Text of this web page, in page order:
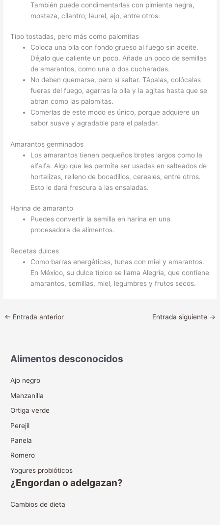
También puede condimentarlas con pimienta negra,
mostaza, cilantro, laurel, ajo, entre otros.
Tipo tostadas, pero más como palomitas
Coloca una olla con fondo grueso al fuego sin aceite.
Déjalo que caliente un poco. Añade un poco de semillas
de amarantos, como una o dos cucharadas.
No deben quemarse, pero sí saltar. Tápalas, colócalas
fueras del fuego, agarras la olla y la agitas hasta que se
abran como las palomitas.
Comerlas de este modo es único, porque adquiere un
sabor suave y agradable para el paladar.
Amarantos germinados
Los amarantos tienen pequeños brotes largos como la
alfalfa. Algo que les permite ser usadas en salteados de
hortalizas, relleno de bocadillos, cereales, entre otros.
Esto le dará frescura a las ensaladas.
Harina de amaranto
Puedes convertir la semilla en harina en una
procesadora de alimentos.
Recetas dulces
Como barras energéticas, tunas con miel y amarantos.
En México, su dulce típico se llama Alegría, que contiene
amarantos, semillas, miel, legumbres y frutos secos.
← Entrada anterior Entrada siguiente →
Alimentos desconocidos
Ajo negro
Manzanilla
Ortiga verde
Perejíl
Panela
Romero
Yogures probióticos
¿Engordan o adelgazan?
Cambios de dieta